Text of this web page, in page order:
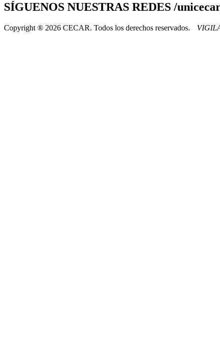
SÍGUENOS NUESTRAS REDES /
Copyright ® 2026 CECAR. Todos los derechos reservados.